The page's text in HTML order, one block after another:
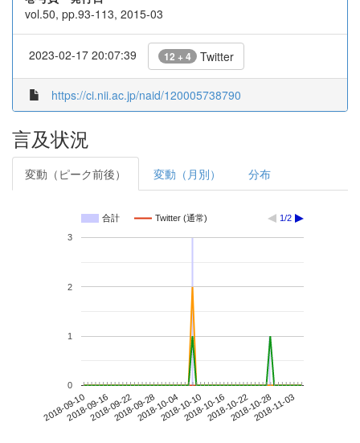
vol.50, pp.93-113, 2015-03
2023-02-17 20:07:39 12 + 4 Twitter
https://ci.nii.ac.jp/naid/120005738790
言及状況
変動（ピーク前後） 変動（月別） 分布
合計 Twitter (通常) 1/2
2018-09-102018-09-162018-09-222018-09-282018-10-042018-10-102018-10-162018-10-222018-10-282018-11-03
0
1
2
3